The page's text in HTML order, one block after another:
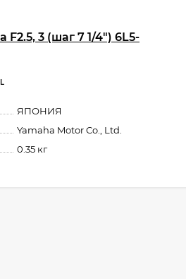
F2.5, 3 (шаг 7 1/4") 6L5-
ЯПОНИЯ
Yamaha Motor Co., Ltd.
0.35 кг